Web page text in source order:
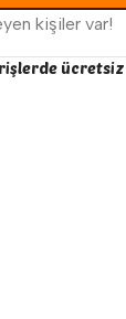
kişiler var!